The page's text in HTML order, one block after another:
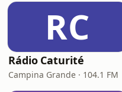
RC
Rádio Caturité
Campina Grande · 104.1 FM